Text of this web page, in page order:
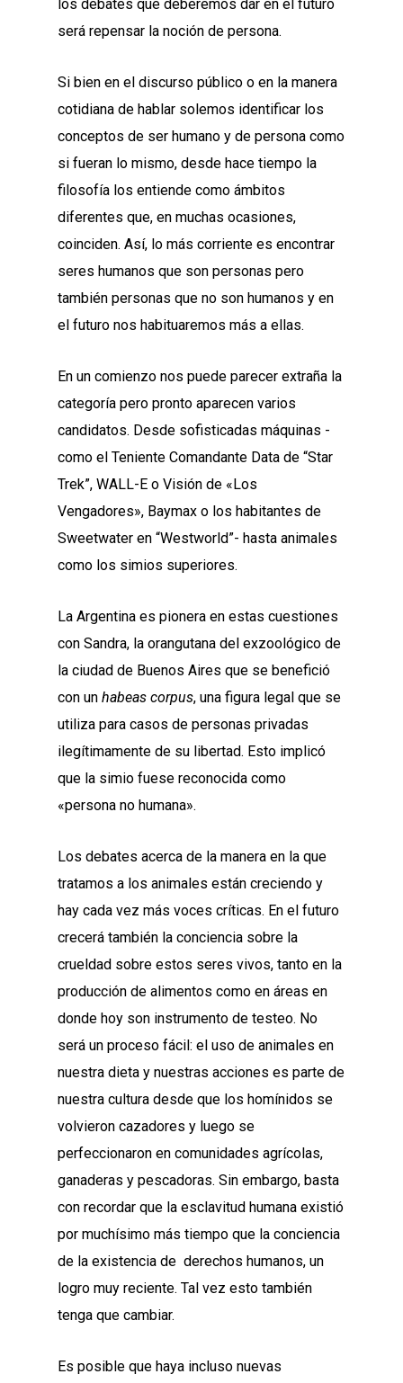
los debates que deberemos dar en el futuro
será repensar la noción de persona.
Si bien en el discurso público o en la manera
cotidiana de hablar solemos identificar los
conceptos de ser humano y de persona como
si fueran lo mismo, desde hace tiempo la
filosofía los entiende como ámbitos
diferentes que, en muchas ocasiones,
coinciden. Así, lo más corriente es encontrar
seres humanos que son personas pero
también personas que no son humanos y en
el futuro nos habituaremos más a ellas.
En un comienzo nos puede parecer extraña la
categoría pero pronto aparecen varios
candidatos. Desde sofisticadas máquinas -
como el Teniente Comandante Data de “Star
Trek”, WALL-E o Visión de «Los
Vengadores», Baymax o los habitantes de
Sweetwater en “Westworld”- hasta animales
como los simios superiores.
La Argentina es pionera en estas cuestiones
con Sandra, la orangutana del exzoológico de
la ciudad de Buenos Aires que se benefició
con unhabeas corpus, una figura legal que se
utiliza para casos de personas privadas
ilegítimamente de su libertad. Esto implicó
que la simio fuese reconocida como
«persona no humana».
Los debates acerca de la manera en la que
tratamos a los animales están creciendo y
hay cada vez más voces críticas. En el futuro
crecerá también la conciencia sobre la
crueldad sobre estos seres vivos, tanto en la
producción de alimentos como en áreas en
donde hoy son instrumento de testeo. No
será un proceso fácil: el uso de animales en
nuestra dieta y nuestras acciones es parte de
nuestra cultura desde que los homínidos se
volvieron cazadores y luego se
perfeccionaron en comunidades agrícolas,
ganaderas y pescadoras. Sin embargo, basta
con recordar que la esclavitud humana existió
por muchísimo más tiempo que la conciencia
de la existencia de derechos humanos, un
logro muy reciente. Tal vez esto también
tenga que cambiar.
Es posible que haya incluso nuevas